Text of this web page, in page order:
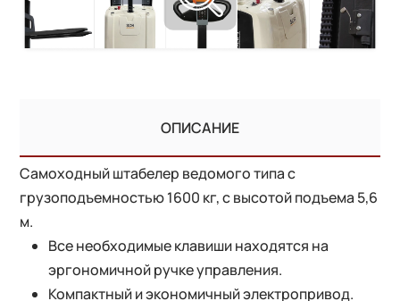
ОПИСАНИЕ
Самоходный штабелер ведомого типа с
грузоподъемностью 1600 кг, с высотой подъема 5,6
м.
Все необходимые клавиши находятся на
эргономичной ручке управления.
Компактный и экономичный электропривод.